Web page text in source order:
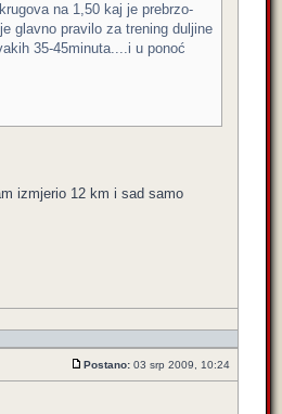
na 1,50 kaj je prebrzo-
glavno pravilo za trening duljine
35-45minuta....i u ponoć
izmjerio 12 km i sad samo
Postano: 03 srp 2009, 10:24